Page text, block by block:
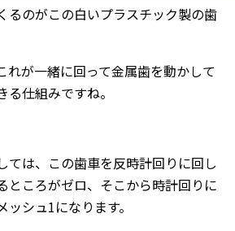
るのがこの白いプラスチック製の歯
れが一緒に回って金属歯を動かして
仕組みですね。
ては、この歯車を反時計回りに回し
ところがゼロ、そこから時計回りに
シュ1になります。